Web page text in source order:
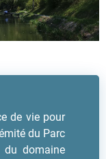
de vie pour
du Parc
du domaine